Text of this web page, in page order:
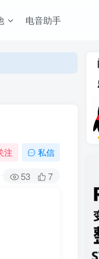
电音助手
注 私信
53 7